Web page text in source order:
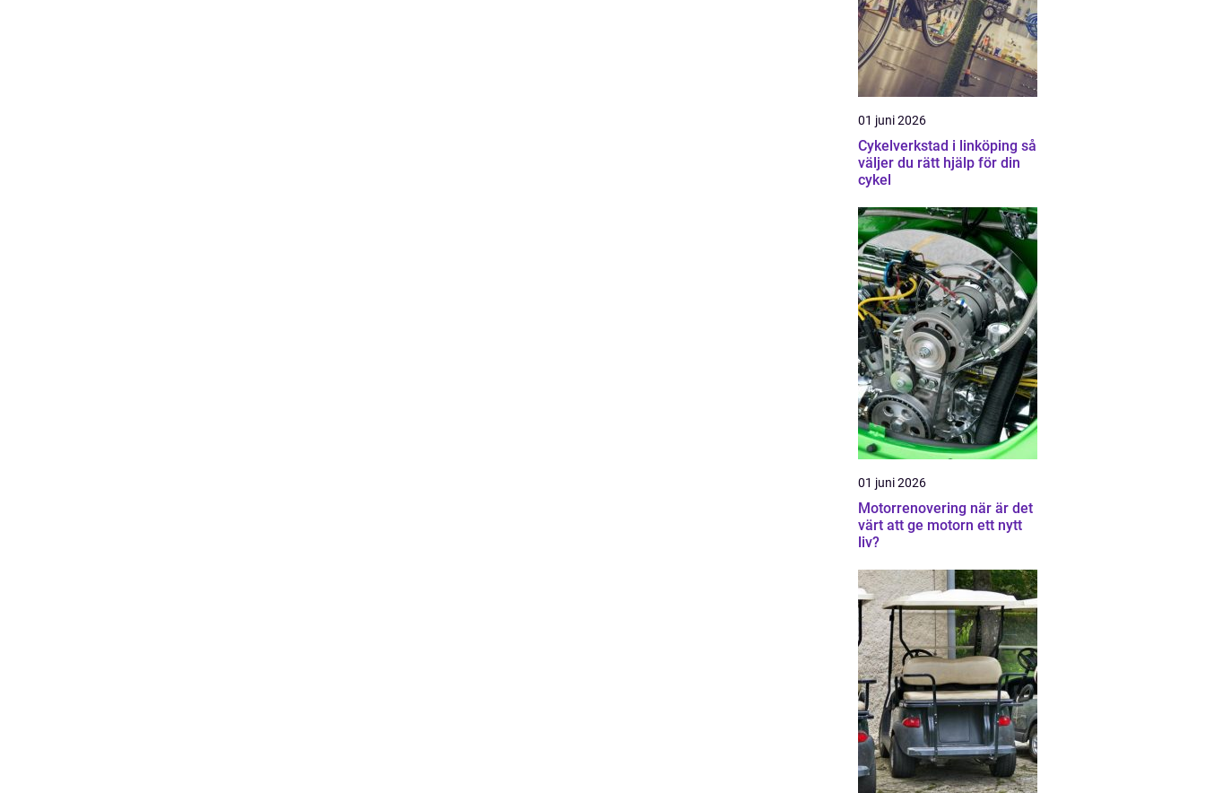
01 juni 2026
Cykelverkstad i linköping så
väljer du rätt hjälp för din
cykel
01 juni 2026
Motorrenovering när är det
värt att ge motorn ett nytt
liv?